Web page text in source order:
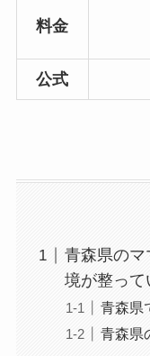
料金
公式
青森県のマ
境が整って
青森県
青森県